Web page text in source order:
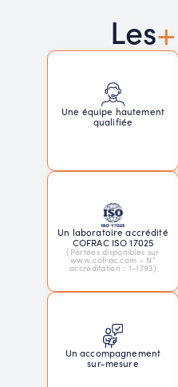
Les+
Une équipe hautement
qualifiée
Un laboratoire accrédité
COFRAC ISO 17025
(Portées disponibles sur
www.cofrac.com - N°
accréditation : 1-1793)
Un accompagnement
sur-mesure